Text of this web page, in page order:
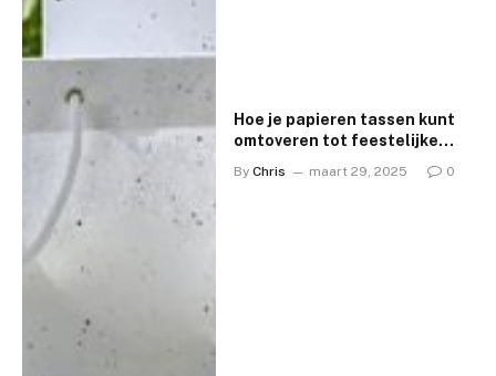
Hoe je papieren tassen kunt
omtoveren tot feestelijke
By Chris maart 29, 2025 0